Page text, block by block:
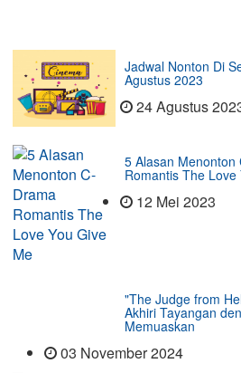
Jadwal Nonton Di
Agustus 2023
24 Agustus
5 Alasan Menonton
Romantis The Love
12 Mei 2023
"The Judge from
Akhiri Tayangan
Memuaskan
03 November 2024